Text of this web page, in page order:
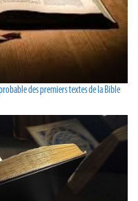
des premiers textes de la Bible